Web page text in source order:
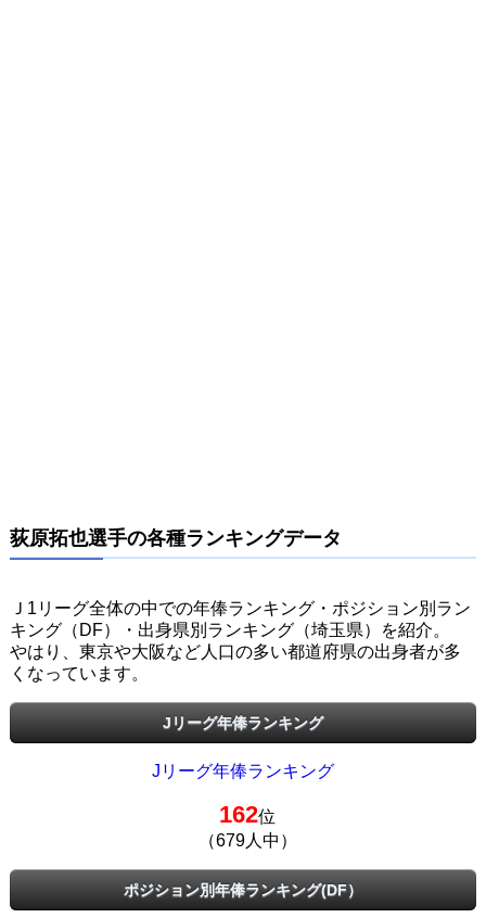
荻原拓也選手の各種ランキングデータ
Ｊ1リーグ全体の中での年俸ランキング・ポジション別ラン
キング（DF）・出身県別ランキング（埼玉県）を紹介。
やはり、東京や大阪など人口の多い都道府県の出身者が多
くなっています。
Jリーグ年俸ランキング
Jリーグ年俸ランキング
162位
（679人中）
ポジション別年俸ランキング(DF）